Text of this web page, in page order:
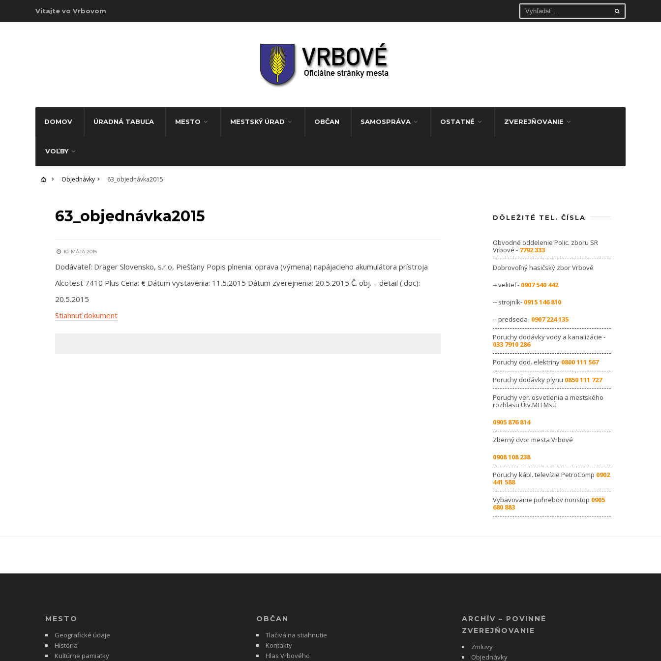
Vitajte vo Vrbovom
DOMOV ÚRADNÁ TABUĽA MESTO MESTSKÝ ÚRAD OBČAN SAMOSPRÁVA OSTATNÉ ZVEREJŇOVANIE
VOĽBY
Objednávky 63_objednávka2015
OBJEDNÁVKY
63_objednávka2015
10. MÁJA 2015
Dodávateľ: Dräger Slovensko, s.r.o, Piešťany Popis plnenia: oprava (výmena) napájacieho akumulátora prístroja
Alcotest 7410 Plus Cena: € Dátum vystavenia: 11.5.2015 Dátum zverejnenia: 20.5.2015 Č. obj. – detail (.doc):
20.5.2015
Stiahnuť dokument
DÔLEŽITÉ TEL. ČÍSLA
Obvodné oddelenie Polic. zboru SR
Vrbové - 7792 333
Dobrovoľný hasičský zbor Vrbové
-- veliteľ - 0907 540 442
-- strojník- 0915 146 810
-- predseda- 0907 224 135
Poruchy dodávky vody a kanalizácie -
033 7910 286
Poruchy dod. elektriny 0800 111 567
Poruchy dodávky plynu 0850 111 727
Poruchy ver. osvetlenia a mestského
rozhlasu Útv.MH MsÚ
0905 876 814
Zberný dvor mesta Vrbové
0908 108 238
Poruchy kábl. televízie PetroComp 0902
441 588
Vybavovanie pohrebov nonstop 0905
680 883
MESTO
Geografické údaje
História
Kultúrne pamiatky
OBČAN
Tlačivá na stiahnutie
Kontakty
Hlas Vrbového
ARCHÍV – POVINNÉ
ZVEREJŇOVANIE
Zmluvy
Objednávky